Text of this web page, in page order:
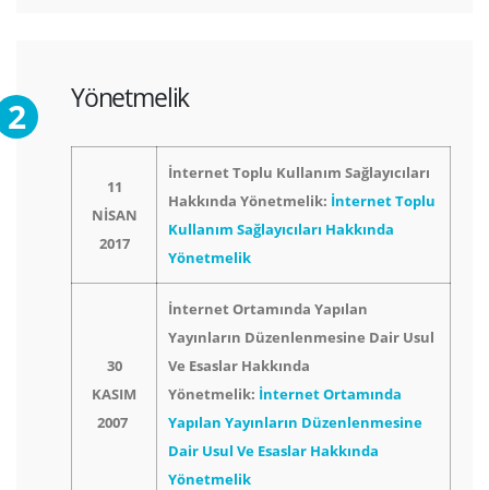
Yönetmelik
11
NİSAN
2017
İnternet Toplu Kullanım Sağlayıcıları
Hakkında Yönetmelik: İnternet Toplu
Kullanım Sağlayıcıları Hakkında
Yönetmelik
30
KASIM
2007
İnternet Ortamında Yapılan
Yayınların Düzenlenmesine Dair Usul
Ve Esaslar Hakkında
Yönetmelik: İnternet Ortamında
Yapılan Yayınların Düzenlenmesine
Dair Usul Ve Esaslar Hakkında
Yönetmelik